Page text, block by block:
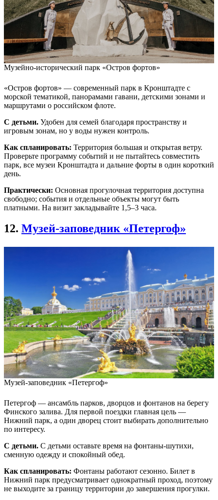
Музейно-исторический парк «Остров фортов»
«Остров фортов» — современный парк в Кронштадте с
морской тематикой, панорамами гавани, детскими зонами и
маршрутами о российском флоте.
С детьми. Удобен для семей благодаря пространству и
игровым зонам, но у воды нужен контроль.
Как спланировать: Территория большая и открытая ветру.
Проверьте программу событий и не пытайтесь совместить
парк, все музеи Кронштадта и дальние форты в один короткий
день.
Практически: Основная прогулочная территория доступна
свободно; события и отдельные объекты могут быть
платными. На визит закладывайте 1,5–3 часа.
12. Музей-заповедник «Петергоф»
Музей-заповедник «Петергоф»
Петергоф — ансамбль парков, дворцов и фонтанов на берегу
Финского залива. Для первой поездки главная цель —
Нижний парк, а один дворец стоит выбирать дополнительно
по интересу.
С детьми. С детьми оставьте время на фонтаны-шутихи,
сменную одежду и спокойный обед.
Как спланировать: Фонтаны работают сезонно. Билет в
Нижний парк предусматривает однократный проход, поэтому
не выходите за границу территории до завершения прогулки.